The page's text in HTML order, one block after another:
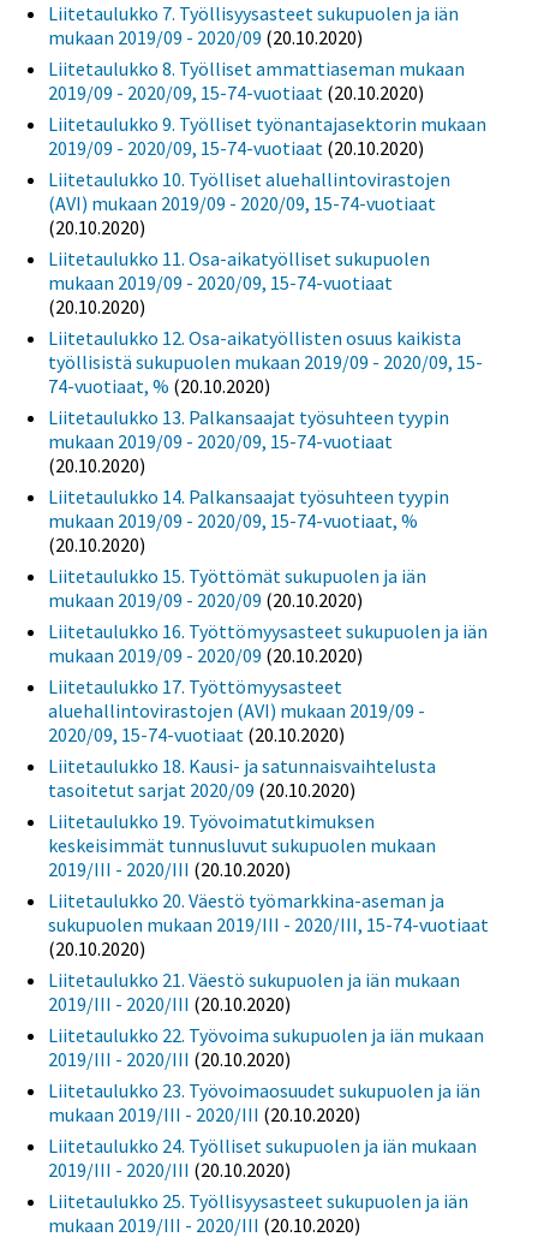
Liitetaulukko 7. Työllisyysasteet sukupuolen ja iän
mukaan 2019/09 - 2020/09 (20.10.2020)
Liitetaulukko 8. Työlliset ammattiaseman mukaan
2019/09 - 2020/09, 15-74-vuotiaat (20.10.2020)
Liitetaulukko 9. Työlliset työnantajasektorin mukaan
2019/09 - 2020/09, 15-74-vuotiaat (20.10.2020)
Liitetaulukko 10. Työlliset aluehallintovirastojen
(AVI) mukaan 2019/09 - 2020/09, 15-74-vuotiaat
(20.10.2020)
Liitetaulukko 11. Osa-aikatyölliset sukupuolen
mukaan 2019/09 - 2020/09, 15-74-vuotiaat
(20.10.2020)
Liitetaulukko 12. Osa-aikatyöllisten osuus kaikista
työllisistä sukupuolen mukaan 2019/09 - 2020/09, 15-
74-vuotiaat, % (20.10.2020)
Liitetaulukko 13. Palkansaajat työsuhteen tyypin
mukaan 2019/09 - 2020/09, 15-74-vuotiaat
(20.10.2020)
Liitetaulukko 14. Palkansaajat työsuhteen tyypin
mukaan 2019/09 - 2020/09, 15-74-vuotiaat, %
(20.10.2020)
Liitetaulukko 15. Työttömät sukupuolen ja iän
mukaan 2019/09 - 2020/09 (20.10.2020)
Liitetaulukko 16. Työttömyysasteet sukupuolen ja iän
mukaan 2019/09 - 2020/09 (20.10.2020)
Liitetaulukko 17. Työttömyysasteet
aluehallintovirastojen (AVI) mukaan 2019/09 -
2020/09, 15-74-vuotiaat (20.10.2020)
Liitetaulukko 18. Kausi- ja satunnaisvaihtelusta
tasoitetut sarjat 2020/09 (20.10.2020)
Liitetaulukko 19. Työvoimatutkimuksen
keskeisimmät tunnusluvut sukupuolen mukaan
2019/III - 2020/III (20.10.2020)
Liitetaulukko 20. Väestö työmarkkina-aseman ja
sukupuolen mukaan 2019/III - 2020/III, 15-74-vuotiaat
(20.10.2020)
Liitetaulukko 21. Väestö sukupuolen ja iän mukaan
2019/III - 2020/III (20.10.2020)
Liitetaulukko 22. Työvoima sukupuolen ja iän mukaan
2019/III - 2020/III (20.10.2020)
Liitetaulukko 23. Työvoimaosuudet sukupuolen ja iän
mukaan 2019/III - 2020/III (20.10.2020)
Liitetaulukko 24. Työlliset sukupuolen ja iän mukaan
2019/III - 2020/III (20.10.2020)
Liitetaulukko 25. Työllisyysasteet sukupuolen ja iän
mukaan 2019/III - 2020/III (20.10.2020)